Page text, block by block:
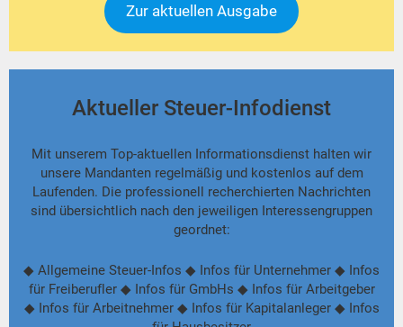
Zur aktuellen Ausgabe
Aktueller Steuer-Infodienst
Mit unserem Top-aktuellen Informationsdienst halten wir
unsere Mandanten regelmäßig und kostenlos auf dem
Laufenden. Die professionell recherchierten Nachrichten
sind übersichtlich nach den jeweiligen Interessengruppen
geordnet:
◆ Allgemeine Steuer-Infos ◆ Infos für Unternehmer ◆ Infos
für Freiberufler ◆ Infos für GmbHs ◆ Infos für Arbeitgeber
◆ Infos für Arbeitnehmer ◆ Infos für Kapitalanleger ◆ Infos